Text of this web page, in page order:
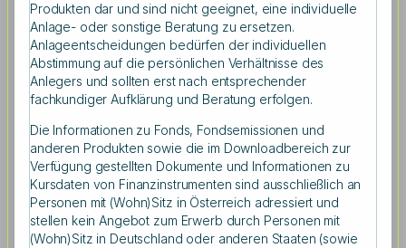
Nutzen Sie unser kostenloses E-Mail-Kurs-Abo und
profitieren Sie mit folgenden Vorteilen:
Bestimmen Sie über welche Fonds Sie
benachrichtigt werden möchten
Bestimmen Sie das Intervall
Jederzeit einfach kündbar
Anrede
Produkten dar und sind nicht geeignet, eine individuelle
Anlage- oder sonstige Beratung zu ersetzen.
Anlageentscheidungen bedürfen der individuellen
Abstimmung auf die persönlichen Verhältnisse des
Anlegers und sollten erst nach entsprechender
fachkundiger Aufklärung und Beratung erfolgen.
Die Informationen zu Fonds, Fondsemissionen und
anderen Produkten sowie die im Downloadbereich zur
Verfügung gestellten Dokumente und Informationen zu
Kursdaten von Finanzinstrumenten sind ausschließlich an
Personen mit (Wohn)Sitz in Österreich adressiert und
stellen kein Angebot zum Erwerb durch Personen mit
(Wohn)Sitz in Deutschland oder anderen Staaten (sowie